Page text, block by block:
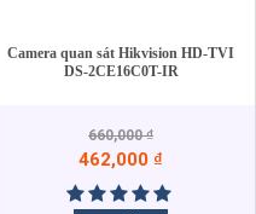
Camera quan sát Hikvision HD-TVI
DS-2CE16C0T-IR
660,000₫
462,000 ₫